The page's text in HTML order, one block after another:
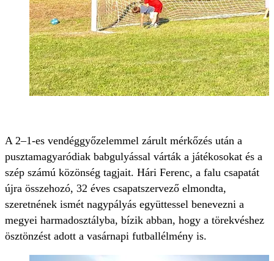
A 2–1-es vendéggyőzelemmel zárult mérkőzés után a
pusztamagyaródiak babgulyással várták a játékosokat és a
szép számú közönség tagjait. Hári Ferenc, a falu csapatát
újra összehozó, 32 éves csapatszervező elmondta,
szeretnének ismét nagypályás együttessel benevezni a
megyei harmadosztályba, bízik abban, hogy a törekvéshez
ösztönzést adott a vasárnapi futballélmény is.